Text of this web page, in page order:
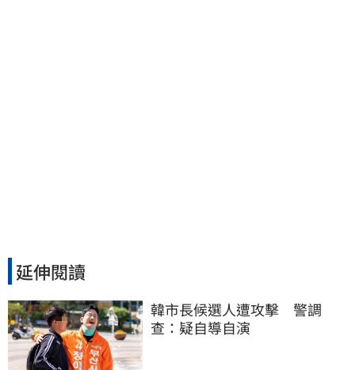
延伸閱讀
韓市長候選人遭攻擊　警調
查：疑自導自演